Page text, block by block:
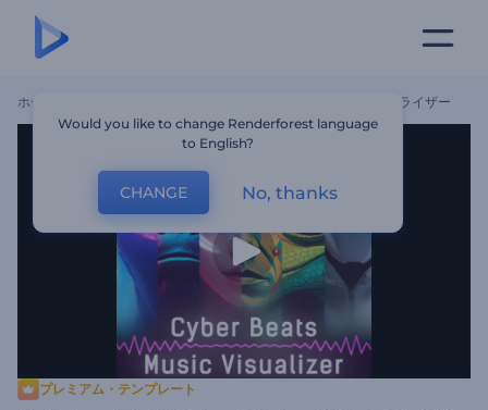
ホーム サイバー・ビーツのオーディオ・ビジュアライザー
プレミアム・テンプレート
Would you like to change Renderforest language
to English?
CHANGE No, thanks